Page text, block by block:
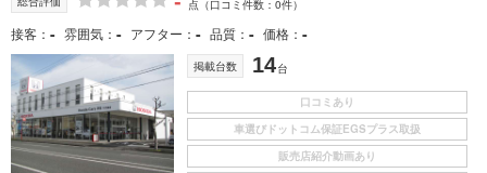
点 （口コミ件数：0件）
接客 - 雰囲気 - アフター - 品質 - 価格 -
掲載台数 14台
口コミあり
車選びドットコム保証EGSプラス取扱
販売店紹介動画あり